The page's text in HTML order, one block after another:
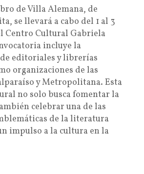
de Villa Alemana, de
se llevará a cabo del 1 al 3
Centro Cultural Gabriela
incluye la
editoriales y librerías
organizaciones de las
y Metropolitana. Esta
no solo busca fomentar la
celebrar una de las
de la literatura
impulso a la cultura en la